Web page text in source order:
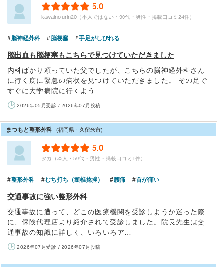
5.0
kawaino urin20（本人ではない・90代・男性・掲載口コミ24件）
脳神経外科 脳梗塞 手足がしびれる
脳出血も脳梗塞もこちらで見つけていただきました
内科ばかり頼っていた父でしたが、こちらの脳神経外科さん
に行く度に緊急の病状を見つけていただきました。 その足で
すぐに大学病院に行くよう…
2026年05月受診 / 2026年07月投稿
まつもと整形外科 (福岡県・久留米市)
5.0
タカ（本人・50代・男性・掲載口コミ1件）
整形外科 むち打ち（頸椎捻挫） 腰痛 首が痛い
交通事故に強い整形外科
交通事故に遭って、どこの医療機関を受診しようか迷った際
に、保険代理店より紹介されて受診しました。院長先生は交
通事故の知識に詳しく、いろいろア…
2026年07月受診 / 2026年07月投稿